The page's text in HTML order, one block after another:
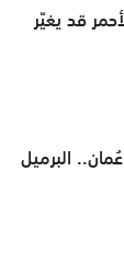
قد يغيّر
البرميل